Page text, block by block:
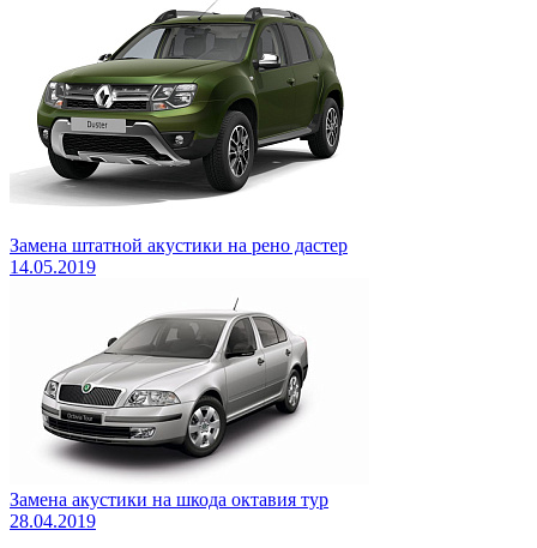
Замена штатной акустики на рено дастер
14.05.2019
Замена акустики на шкода октавия тур
28.04.2019